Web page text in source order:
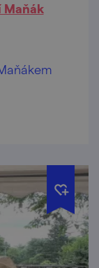
Maňák